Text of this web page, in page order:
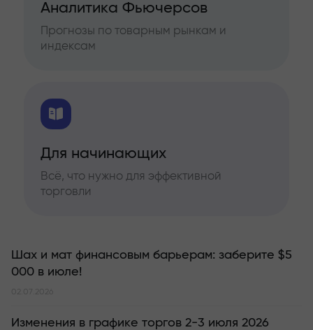
Аналитика Фьючерсов
Прогнозы по товарным рынкам и
индексам
Для начинающих
Всё, что нужно для эффективной
торговли
Шах и мат финансовым барьерам: заберите $5
000 в июле!
02.07.2026
Изменения в графике торгов 2-3 июля 2026